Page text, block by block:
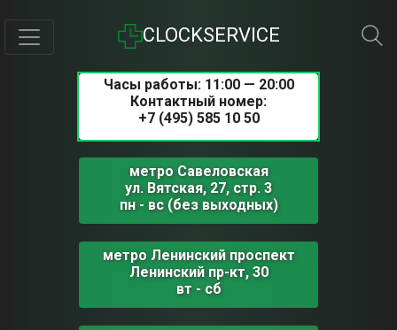
CLOCKSERVICE
Часы работы: 11:00 — 20:00
Контактный номер:
+7 (495) 585 10 50
метро Савеловская
ул. Вятская, 27, стр. 3
пн - вс (без выходных)
метро Ленинский проспект
Ленинский пр-кт, 30
вт - сб